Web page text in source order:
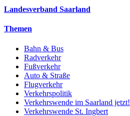
Landesverband Saarland
Themen
Bahn & Bus
Radverkehr
Fußverkehr
Auto & Straße
Flugverkehr
Verkehrspolitik
Verkehrswende im Saarland jetzt!
Verkehrswende St. Ingbert